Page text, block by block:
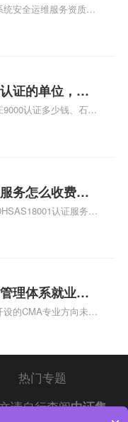
统安全运维服
安全运维服务资质认
全运维服务资质的费
查看下方正文！
证的单位，石
公司
认证多少钱、石家
、石家庄9000认证
务怎么收费，
证服务怎么收
认证服务中
ISO9000认证，哪个
认证知识，详情可
理体系就业方
认证就业方向
的CMA专业方向未来
何、cma就业方向有
大学生考完cma，就
体系认证知识，详情
热门专题
请自行查阅中证集